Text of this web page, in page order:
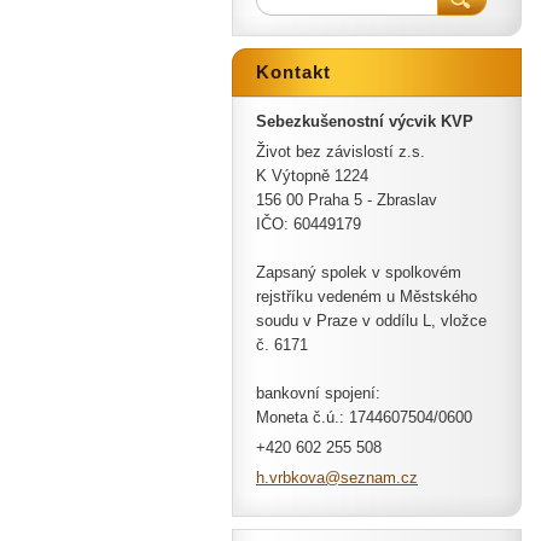
Kontakt
Sebezkušenostní výcvik KVP
Život bez závislostí z.s.
K Výtopně 1224
156 00 Praha 5 - Zbraslav
IČO: 60449179
Zapsaný spolek v spolkovém
rejstříku vedeném u Městského
soudu v Praze v oddílu L, vložce
č. 6171
bankovní spojení:
Moneta č.ú.: 1744607504/0600
+420 602 255 508
h.vrbkova@seznam.cz